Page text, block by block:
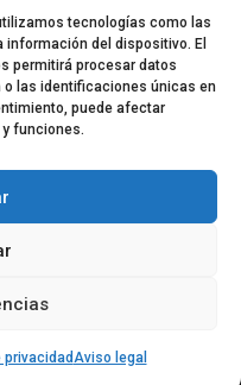
tecnologías como las
del dispositivo. El
permitirá procesar datos
las identificaciones únicas en
puede afectar
funciones.
privacidadAviso legal